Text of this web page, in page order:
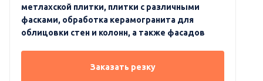
метлахской плитки, плитки с различными
фасками, обработка керамогранита для
облицовки стен и колонн, а также фасадов
Заказать резку